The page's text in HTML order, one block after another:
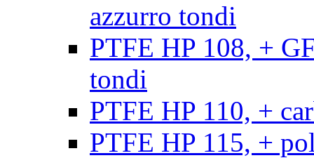
azzurro tondi
PTFE HP 108, +
tondi
PTFE HP 110, +
PTFE HP 115, +